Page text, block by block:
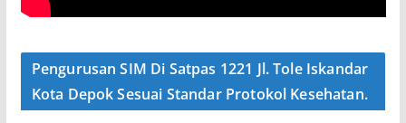
Pengurusan SIM Di Satpas 1221 Jl. Tole Iskandar
Kota Depok Sesuai Standar Protokol Kesehatan.